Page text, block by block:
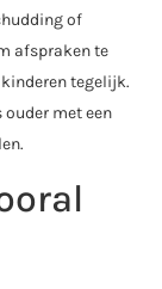
of
afspraken te
tegelijk.
met een